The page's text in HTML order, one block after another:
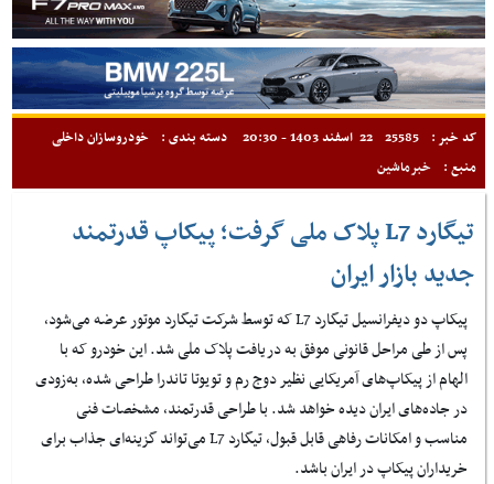
کد خبر : 25585 22 اسفند 1403 - 20:30 دسته بندی :
خودروسازان داخلی
منبع :
خبرماشین
تیگارد L7 پلاک ملی گرفت؛ پیکاپ قدرتمند
جدید بازار ایران
پیکاپ دو دیفرانسیل تیگارد L7 که توسط شرکت تیگارد موتور عرضه می‌شود،
پس از طی مراحل قانونی موفق به دریافت پلاک ملی شد. این خودرو که با
الهام از پیکاپ‌های آمریکایی نظیر دوج رم و تویوتا تاندرا طراحی شده، به‌زودی
در جاده‌های ایران دیده خواهد شد. با طراحی قدرتمند، مشخصات فنی
مناسب و امکانات رفاهی قابل قبول، تیگارد L7 می‌تواند گزینه‌ای جذاب برای
خریداران پیکاپ در ایران باشد.